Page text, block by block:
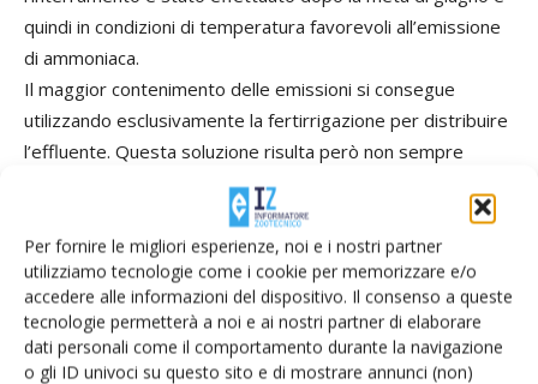
Per fornire le migliori esperienze, noi e i nostri partner
utilizziamo tecnologie come i cookie per memorizzare e/o
accedere alle informazioni del dispositivo. Il consenso a queste
tecnologie permetterà a noi e ai nostri partner di elaborare
dati personali come il comportamento durante la navigazione
o gli ID univoci su questo sito e di mostrare annunci (non)
quindi in condizioni di temperatura favorevoli all’emissione
di ammoniaca.
Il maggior contenimento delle emissioni si consegue
utilizzando esclusivamente la fertirrigazione per distribuire
l’effluente. Questa soluzione risulta però non sempre
praticabile, soprattutto quando si effettua un mais di
secondo raccolto, con una stagione irrigua di durata
limitata. In ogni caso anche distribuire il 50% dell’azoto in
presemina con tecniche adeguate e il 50% in copertura con
fertirrigazione consente di ottenere ottimi risultati con
emissioni di ammoniaca inferiori del 70% rispetto al
sistema di riferimento.